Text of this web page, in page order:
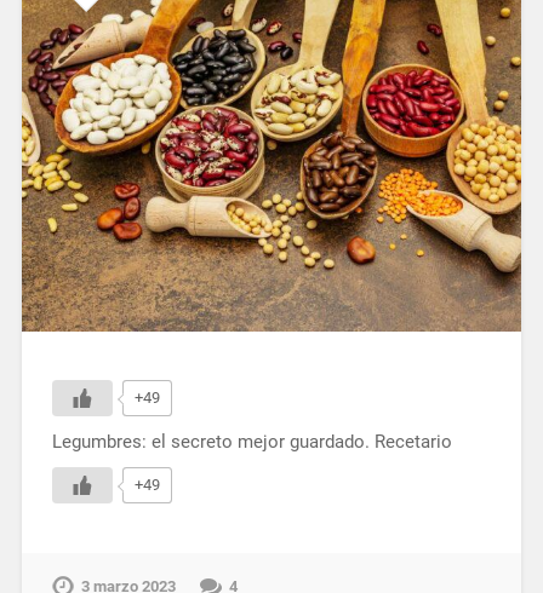
+49
Legumbres: el secreto mejor guardado. Recetario
+49
3 marzo 2023 4